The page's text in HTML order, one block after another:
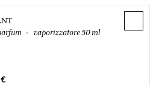
vaporizzatore 50 ml